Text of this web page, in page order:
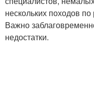
нескольких походов
Важно
недостатки.